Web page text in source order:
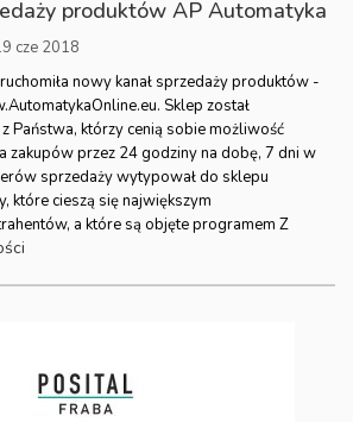
produktów AP Automatyka
cze 2018
nowy kanał sprzedaży produktów -
Sklep został
Państwa, którzy cenią sobie możliwość
zakupów przez 24 godziny na dobę, 7 dni w
sprzedaży wytypował do sklepu
które cieszą się największym
a które są objęte programem Z